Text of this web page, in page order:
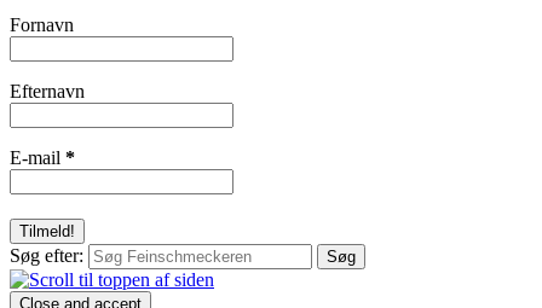
Fornavn
Efternavn
E-mail *
Søg efter: